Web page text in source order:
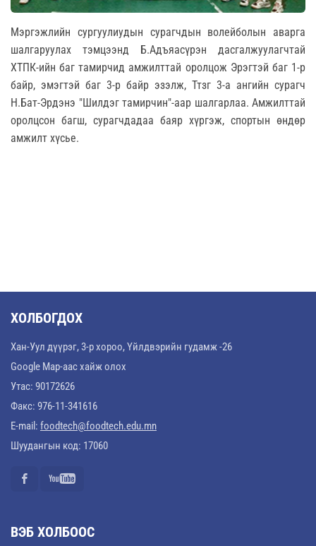
Мэргэжлийн сургуулиудын сурагчдын волейболын аварга
шалгаруулах тэмцээнд Б.Адъяасүрэн дасгалжуулагчтай
ХТПК-ийн баг тамирчид амжилттай оролцож Эрэгтэй баг 1-р
байр, эмэгтэй баг 3-р байр эзэлж, Ттзг 3-а ангийн сурагч
Н.Бат-Эрдэнэ "Шилдэг тамирчин"-аар шалгарлаа. Амжилттай
оролцсон багш, сурагчдадаа баяр хүргэж, спортын өндөр
амжилт хүсье.
ХОЛБОГДОХ
Хан-Уул дүүрэг, 3-р хороо, Үйлдвэрийн гудамж -26
Google Map-аас хайж олох
Утас: 90172626
Факс: 976-11-341616
E-mail: foodtech@foodtech.edu.mn
Шуудангын код: 17060
ВЭБ ХОЛБООС